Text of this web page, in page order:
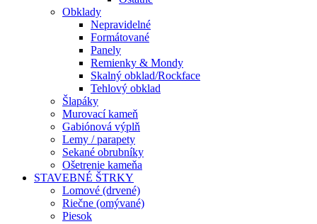
Obklady
Nepravidelné
Formátované
Panely
Remienky & Mondy
Skalný obklad/Rockface
Tehlový obklad
Šlapáky
Murovací kameň
Gabiónová výplň
Lemy / parapety
Sekané obrubníky
Ošetrenie kameňa
STAVEBNÉ ŠTRKY
Lomové (drvené)
Riečne (omývané)
Piesok